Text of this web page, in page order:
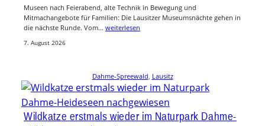
Museen nach Feierabend, alte Technik in Bewegung und
Mitmachangebote für Familien: Die Lausitzer Museumsnächte gehen in
die nächste Runde. Vom… weiterlesen
7. August 2026
Dahme-Spreewald, Lausitz
Wildkatze erstmals wieder im Naturpark Dahme-